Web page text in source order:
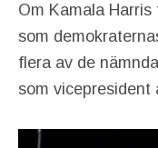
Om Kamala
som
flera av de
som vicepresident